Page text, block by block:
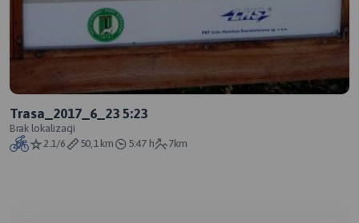
Trasa_2017_6_23 5:23
Brak lokalizacji
2.1/6
50,1 km 5:47 h 7km